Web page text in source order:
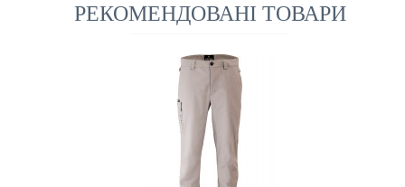
РЕКОМЕНДОВАНІ ТОВАРИ